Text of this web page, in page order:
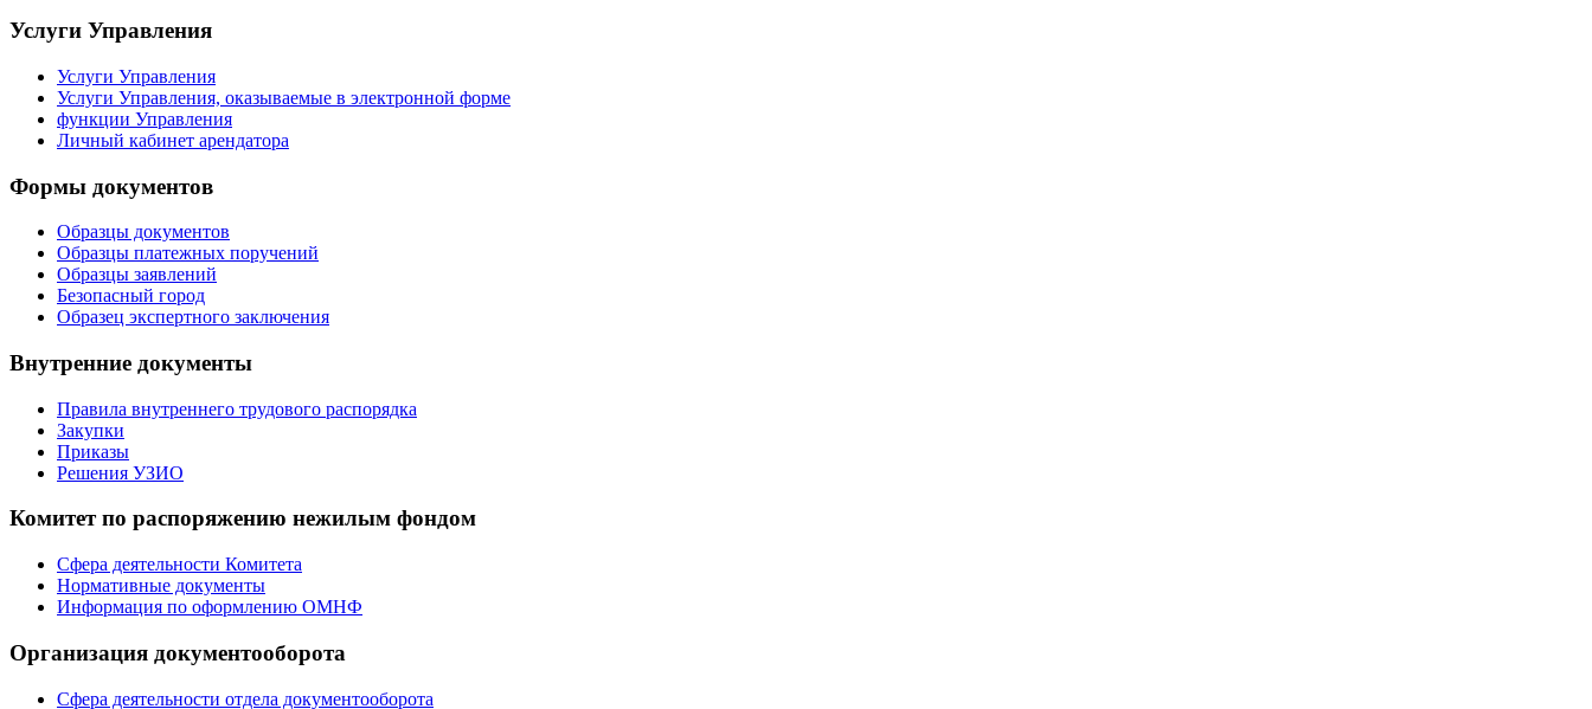
Услуги Управления
Услуги Управления
Услуги Управления, оказываемые в электронной форме
функции Управления
Личный кабинет арендатора
Формы документов
Образцы документов
Образцы платежных поручений
Образцы заявлений
Безопасный город
Образец экспертного заключения
Внутренние документы
Правила внутреннего трудового распорядка
Закупки
Приказы
Решения УЗИО
Комитет по распоряжению нежилым фондом
Сфера деятельности Комитета
Нормативные документы
Информация по оформлению ОМНФ
Организация документооборота
Сфера деятельности отдела документооборота